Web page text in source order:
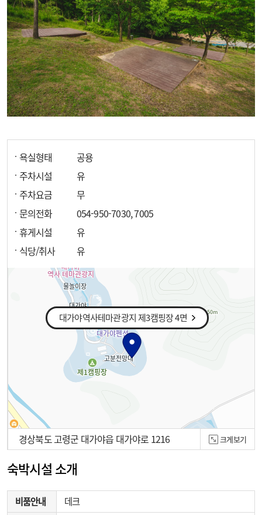
욕실형태
공용
주차시설
유
주차요금
무
문의전화
054-950-7030, 7005
휴게시설
유
식당/취사
유
대가야역사테마관광지 제3캠핑장 4면
100m
경상북도 고령군 대가야읍 대가야로 1216 크게보기
숙박시설 소개
비품안내 데크